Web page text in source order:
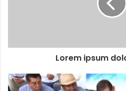
Lorem ipsum